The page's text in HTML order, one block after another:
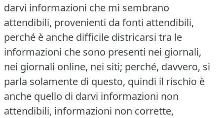
darvi informazioni che mi sembrano
attendibili, provenienti da fonti attendibili,
perché è anche difficile districarsi tra le
informazioni che sono presenti nei giornali,
nei giornali online, nei siti; perché, davvero, si
parla solamente di questo, quindi il rischio è
anche quello di darvi informazioni non
attendibili, informazioni non corrette,